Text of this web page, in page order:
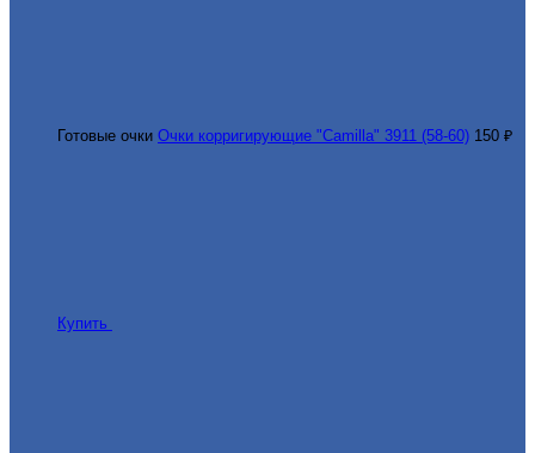
Готовые очки Очки корригирующие "Camilla" 3911 (58-60) 150 ₽
Купить